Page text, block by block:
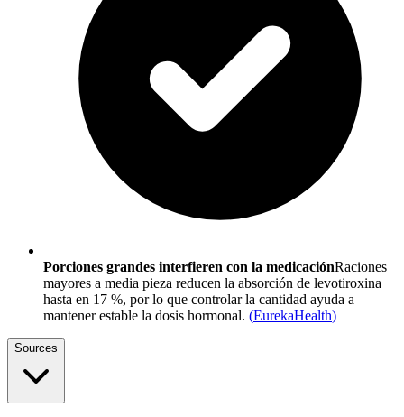
Porciones grandes interfieren con la medicaciónRaciones
mayores a media pieza reducen la absorción de levotiroxina
hasta en 17 %, por lo que controlar la cantidad ayuda a
mantener estable la dosis hormonal. (EurekaHealth)
Sources